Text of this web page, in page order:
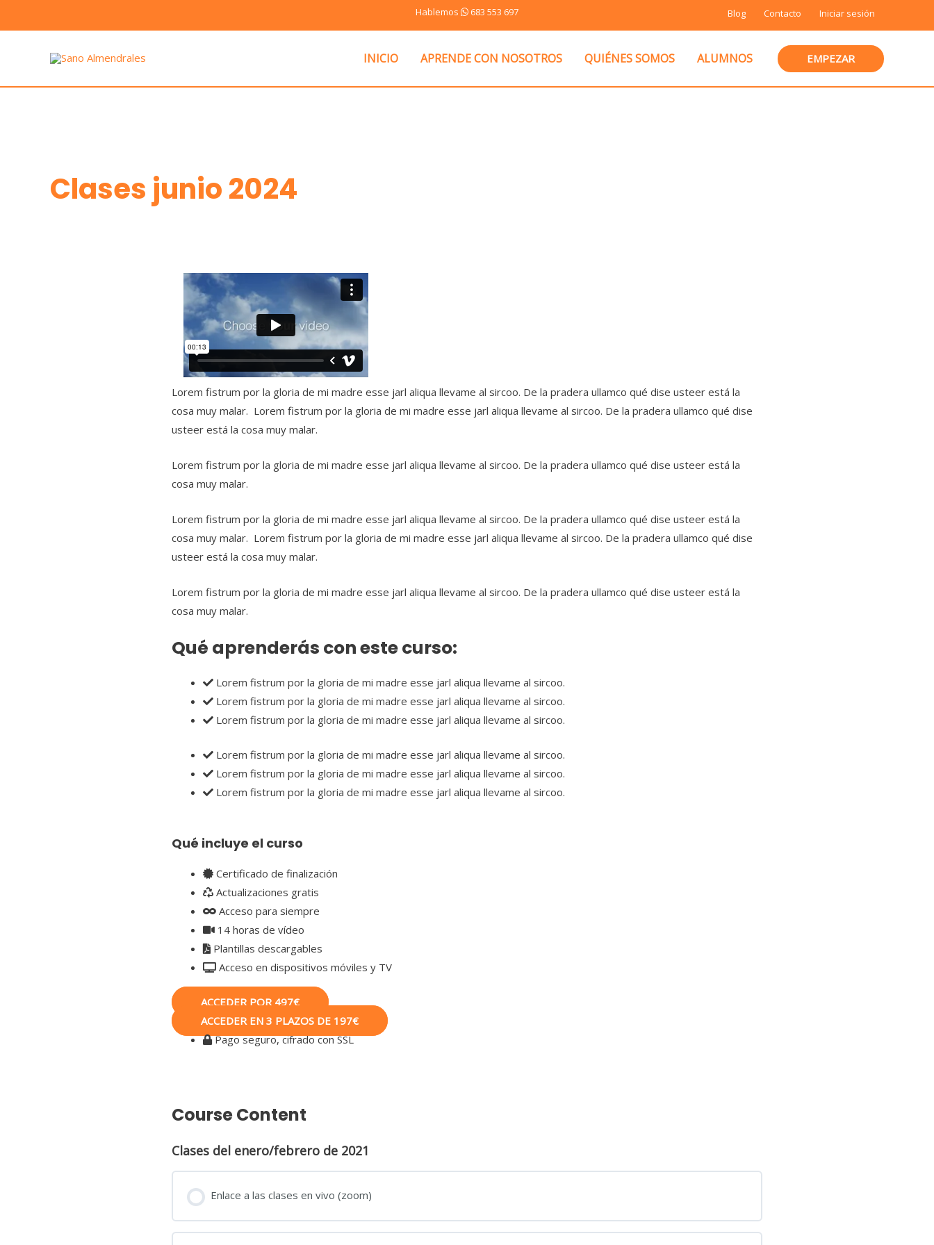
al
Hablemos 683 553 697 Blog Contacto Iniciar sesión
INICIO APRENDE CON NOSOTROS QUIÉNES SOMOS ALUMNOS EMPEZAR
Clases junio 2024
Lorem fistrum por la gloria de mi madre esse jarl aliqua llevame al sircoo. De la pradera ullamco qué dise usteer está la
cosa muy malar. Lorem fistrum por la gloria de mi madre esse jarl aliqua llevame al sircoo. De la pradera ullamco qué dise
usteer está la cosa muy malar.
Lorem fistrum por la gloria de mi madre esse jarl aliqua llevame al sircoo. De la pradera ullamco qué dise usteer está la
cosa muy malar.
Lorem fistrum por la gloria de mi madre esse jarl aliqua llevame al sircoo. De la pradera ullamco qué dise usteer está la
cosa muy malar. Lorem fistrum por la gloria de mi madre esse jarl aliqua llevame al sircoo. De la pradera ullamco qué dise
usteer está la cosa muy malar.
Lorem fistrum por la gloria de mi madre esse jarl aliqua llevame al sircoo. De la pradera ullamco qué dise usteer está la
cosa muy malar.
Qué aprenderás con este curso:
Lorem fistrum por la gloria de mi madre esse jarl aliqua llevame al sircoo.
Lorem fistrum por la gloria de mi madre esse jarl aliqua llevame al sircoo.
Lorem fistrum por la gloria de mi madre esse jarl aliqua llevame al sircoo.
Lorem fistrum por la gloria de mi madre esse jarl aliqua llevame al sircoo.
Lorem fistrum por la gloria de mi madre esse jarl aliqua llevame al sircoo.
Lorem fistrum por la gloria de mi madre esse jarl aliqua llevame al sircoo.
Qué incluye el curso
Certificado de finalización
Actualizaciones gratis
Acceso para siempre
14 horas de vídeo
Plantillas descargables
Acceso en dispositivos móviles y TV
ACCEDER POR 497€
ACCEDER EN 3 PLAZOS DE 197€
Pago seguro, cifrado con SSL
Course Content
Clases del enero/febrero de 2021
Enlace a las clases en vivo (zoom)